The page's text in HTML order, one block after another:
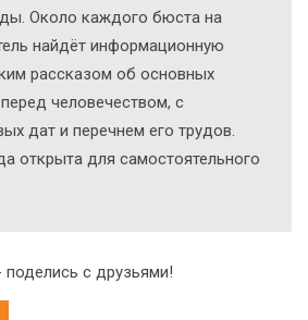
Около каждого бюста на
найдёт информационную
рассказом об основных
перед человечеством, с
дат и перечнем его трудов.
открыта для самостоятельного
поделись с друзьями!